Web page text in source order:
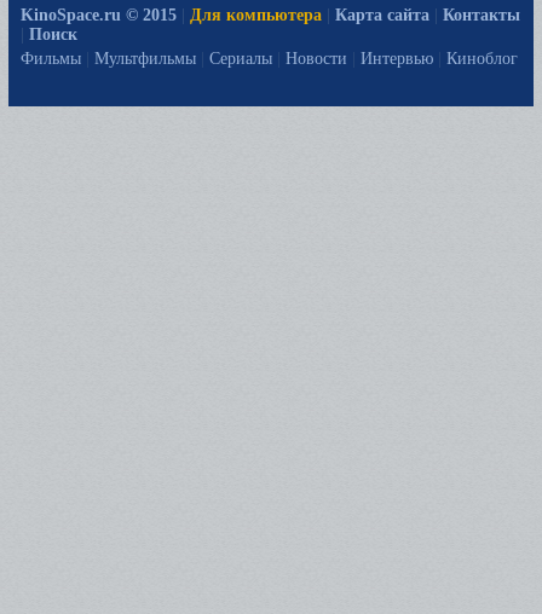
KinoSpace.ru © 2015 Для компьютера Карта сайта
Контакты
Поиск
Фильмы
Мультфильмы Сериалы Новости Интервью Киноблог